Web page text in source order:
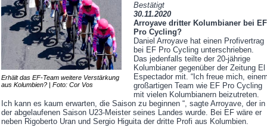
Erhält das EF-Team weitere Verstärkung
aus Kolumbien? | Foto: Cor Vos
Bestätigt
30.11.2020
Arroyave dritter Kolumbianer bei EF
Pro Cycling?
Daniel Arroyave hat einen Profivertrag
bei EF Pro Cycling unterschrieben.
Das jedenfalls teilte der 20-jährige
Kolumbianer gegenüber der Zeitung El
Espectador mit. “Ich freue mich,
großartigen Team wie EF Pro Cycling
mit vielen Kolumbianern beizutreten.
Ich kann es kaum erwarten, die Saison zu beginnen “, sagte Arroyave, der in
der abgelaufenen Saison U23-Meister seines Landes wurde. Bei EF wäre er
neben Rigoberto Uran und Sergio Higuita der dritte Profi aus Kolumbien.